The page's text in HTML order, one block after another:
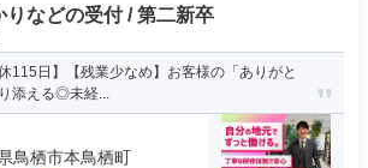
りなどの受付 / 第二新卒
115日】【残業少なめ】お客様の「ありがと
添える◎未経...
鳥栖市本鳥栖町